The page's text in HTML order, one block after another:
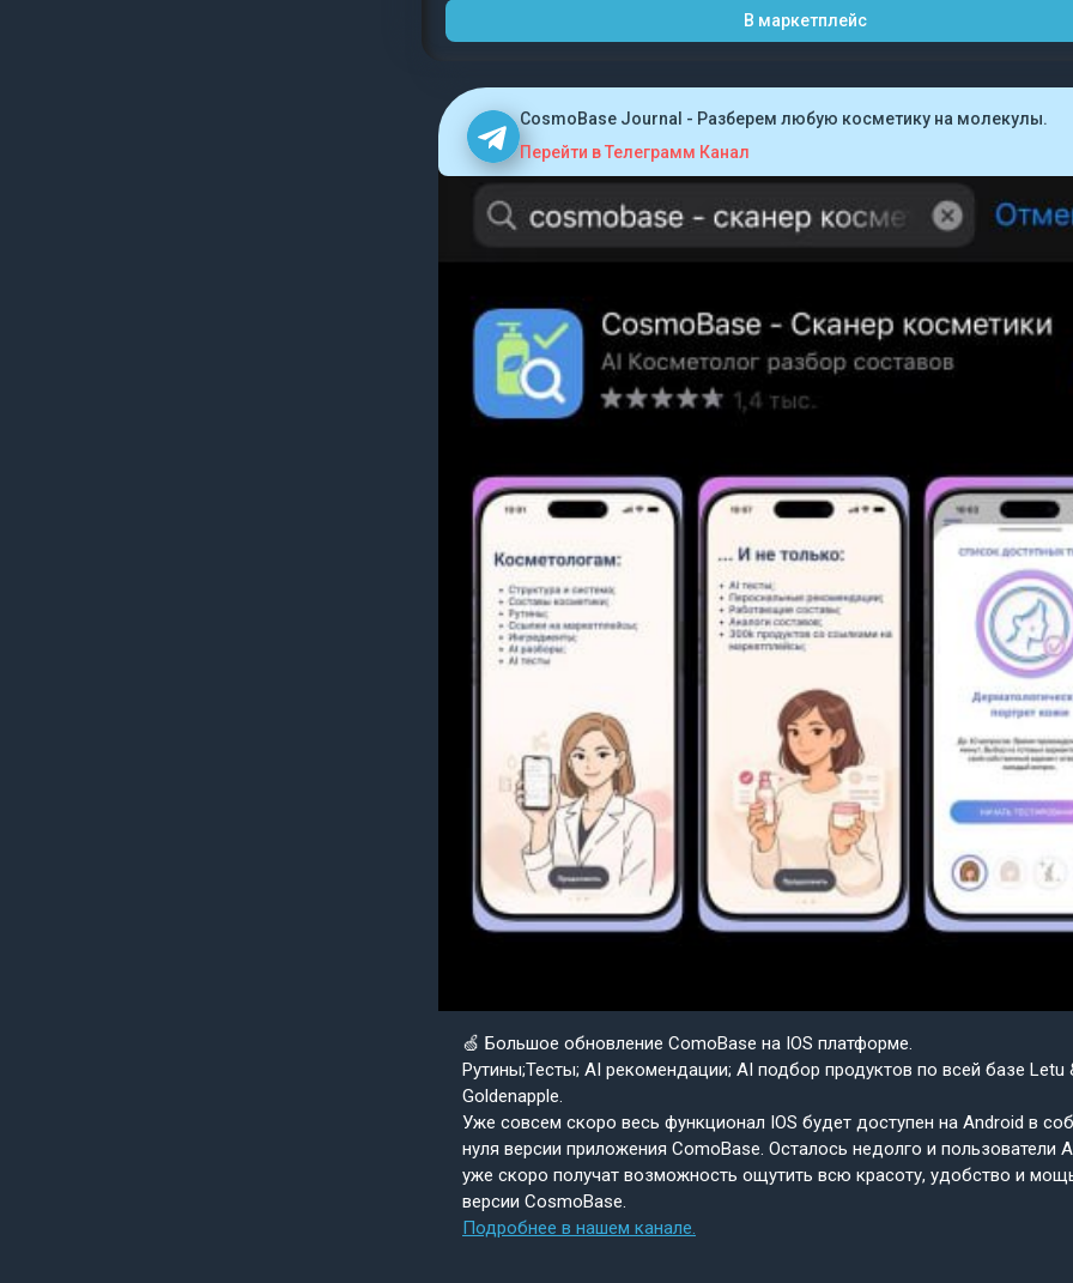
В маркетплейс
CosmoBase Journal - Разберем любую косметику на молекулы.
Перейти в Телеграмм Канал
🍏 Большое обновление ComoBase на IOS платформе.
Рутины;Тесты; AI рекомендации; AI подбор продуктов по всей базе Letu
Goldenapple.
Уже совсем скоро весь функционал IOS будет доступен на Android в
нуля версии приложения ComoBase. Осталось недолго и пользователи
уже скоро получат возможность ощутить всю красоту, удобство и
версии CosmoBase.
Подробнее в нашем канале.